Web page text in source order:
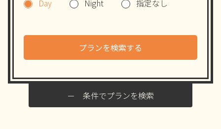
Day
Night 指定なし
プランを検索する
条件でプランを検索